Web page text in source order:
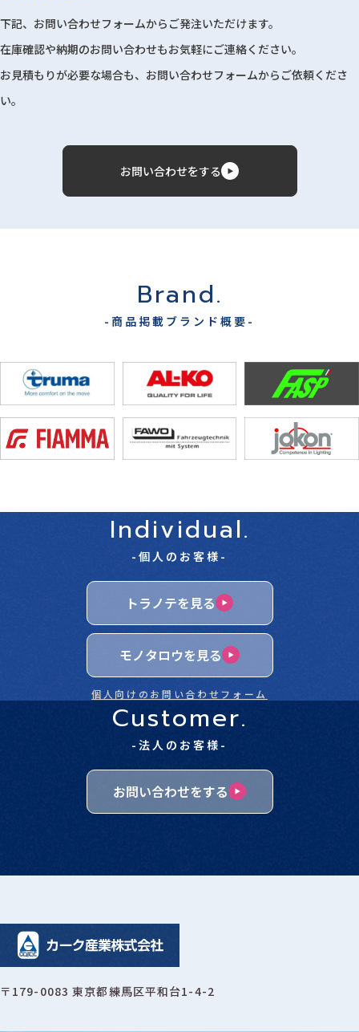
下記、お問い合わせフォームからご発注いただけます。
在庫確認や納期のお問い合わせもお気軽にご連絡ください。
お見積もりが必要な場合も、お問い合わせフォームからご依頼くださ
い。
お問い合わせをする
Brand.
-商品掲載ブランド概要-
Individual.
-個人のお客様-
トラノテを見る
モノタロウを見る
個人向けのお問い合わせフォーム
Customer.
-法人のお客様-
お問い合わせをする
〒179-0083 東京都練馬区平和台1-4-2